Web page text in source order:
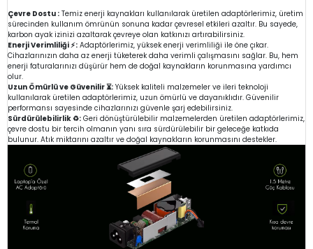
Çevre Dostu : Temiz enerji kaynakları kullanılarak üretilen adaptörlerimiz, üretim
sürecinden kullanım ömrünün sonuna kadar çevresel etkileri azaltır. Bu sayede,
karbon ayak izinizi azaltarak çevreye olan katkınızı artırabilirsiniz.
Enerji Verimliliği ⚡: Adaptörlerimiz, yüksek enerji verimliliği ile öne çıkar.
Cihazlarınızın daha az enerji tüketerek daha verimli çalışmasını sağlar. Bu, hem
enerji faturalarınızı düşürür hem de doğal kaynakların korunmasına yardımcı
olur.
Uzun Ömürlü ve Güvenilir ⏳: Yüksek kaliteli malzemeler ve ileri teknoloji
kullanılarak üretilen adaptörlerimiz, uzun ömürlü ve dayanıklıdır. Güvenilir
performansı sayesinde cihazlarınızı güvenle şarj edebilirsiniz.
Sürdürülebilirlik ♻️: Geri dönüştürülebilir malzemelerden üretilen adaptörlerimiz,
çevre dostu bir tercih olmanın yanı sıra sürdürülebilir bir geleceğe katkıda
bulunur. Atık miktarını azaltır ve doğal kaynakların korunmasını destekler.